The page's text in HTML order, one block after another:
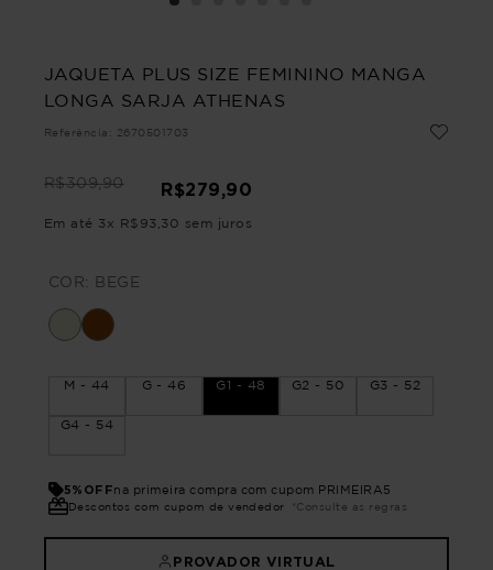
JAQUETA PLUS SIZE FEMININO MANGA
LONGA SARJA ATHENAS
Referência : 2670501703
R$309,90 R$279,90
Em até 3x R$ 93 30 sem juros
COR: BEGE
M - 44 G - 46 G1 - 48 G2 - 50 G3 - 52
G4 - 54
5%OFFna primeira compra com cupom PRIMEIRA5
Descontos com cupom de vendedor *Consulte as regras
PROVADOR VIRTUAL